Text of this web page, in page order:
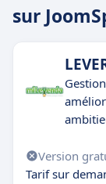
sur
Version
Tarif sur